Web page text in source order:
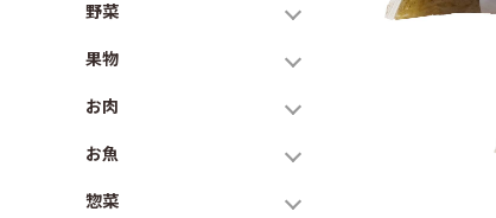
野菜
果物
お肉
お魚
惣菜